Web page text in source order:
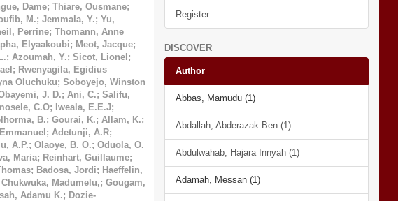
Dame; Thiare, Ousmane;
M.; Jemmala, Y.; Yu,
Perrine; Thomann, Anne
Elyaakoubi; Meot, Jacque;
; Azoumah, Y.; Sicot, Lionel ;
; Rwenyagila, Egidius
Oluchuku; Soboyejo, Winston
J. D.; Ani, C.; Salifu,
C.O; Iweala, E.E.J;
B.; Gourai, K.; Allam, K.;
; Adetunji, A.R;
A.P.; Olaoye, B. O.; Oduola, O.
Maria; Reinhart, Guillaume;
; Badosa, Jordi; Haeffelin,
Chukwuka, Madumelu,; Gougam,
Isah, Adamu K.; Dozie-
Register
DISCOVER
Author
Abbas, Mamudu (1)
Abdallah, Abderazak Ben (1)
Abdulwahab, Hajara Innyah (1)
Adamah, Messan (1)